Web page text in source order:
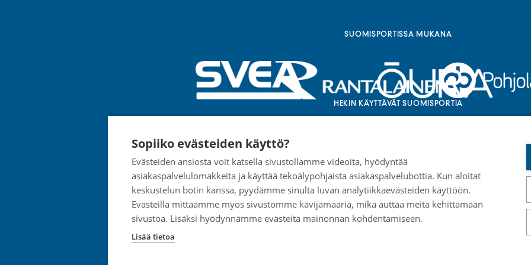
Sopiiko evästeiden käyttö?
Evästeiden ansiosta voit katsella sivustollamme videoita, hyödyntää
asiakaspalvelulomakkeita ja käyttää tekoälypohjaista asiakaspalvelubottia. Kun aloitat
keskustelun botin kanssa, pyydämme sinulta luvan analytiikkaevästeiden käyttöön.
Evästeillä mittaamme myös sivustomme kävijämääriä, mikä auttaa meitä kehittämään
sivustoa. Lisäksi hyödynnämme evästeitä mainonnan kohdentamiseen.
Lisää tietoa
SUOMISPORTISSA MUKANA
HEKIN KÄYTTÄVÄT SUOMISPORTIA